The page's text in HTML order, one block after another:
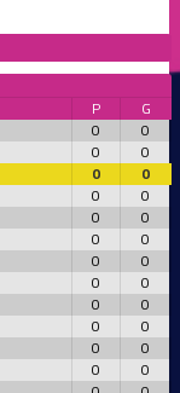
P
G
0
0
0
0
0
0
0
0
0
0
0
0
0
0
0
0
0
0
0
0
0
0
0
0